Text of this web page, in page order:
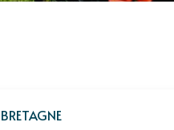
BRETAGNE